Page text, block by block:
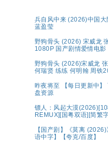
兵自风中来 (2026)中国大
蓝盈莹
野狗骨头 (2026) 宋威龙
1080P 国产剧情爱情电影
野狗骨头 (2026)宋威龙
何瑞贤 练练 何明翰 周铁
昨夜将至 【每日更新中】
盘资源
镖人：风起大漠
REMUX][国粤双语][简繁
【国产剧】《莫离
语中字】【夸克/百度】